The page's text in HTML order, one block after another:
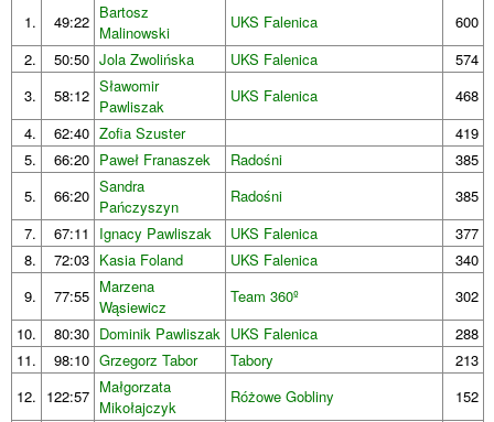
1.
49:22 Bartosz
Malinowski
UKS Falenica
600
2.
50:50 Jola Zwolińska UKS Falenica
574
3.
58:12 Sławomir
Pawliszak
UKS Falenica
468
4.
62:40 Zofia Szuster
419
5.
66:20 Paweł Franaszek Radośni
385
5.
66:20 Sandra
Pańczyszyn
Radośni
385
7.
67:11 Ignacy Pawliszak UKS Falenica
377
8.
72:03 Kasia Foland UKS Falenica
340
9.
77:55 Marzena
Wąsiewicz
Team 360º
302
10.
80:30 Dominik Pawliszak UKS Falenica
288
11.
98:10 Grzegorz Tabor Tabory
213
12. 122:57 Małgorzata
Mikołajczyk
Różowe Gobliny 152